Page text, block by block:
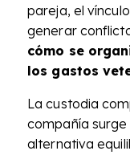
pareja, el
generar
cómo se
los gastos
La custodia
compañía
alternativa